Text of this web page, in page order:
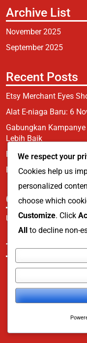
Archive List
November 2025
September 2025
Recent Posts
Etsy Merchant Eyes
Alat E-niaga Baru: 6
Gabungkan
Lebih Baik
Buku Bisnis
Regex di GSC
Categories
Uncategorized
Tags
e-
Siniar
We respect your
Cookies help us
personalized
choose which
Customize. Click
All to decline non-